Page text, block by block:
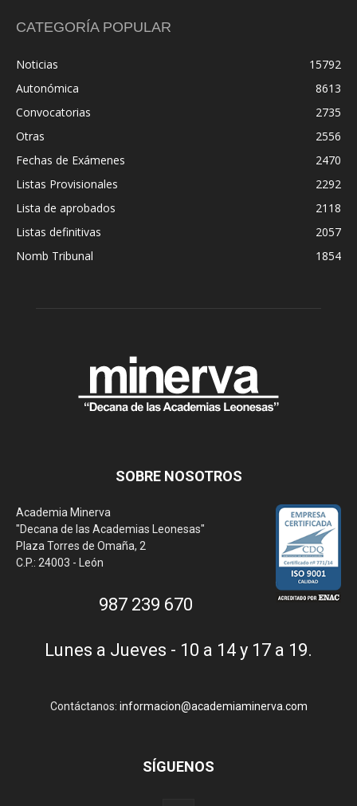
CATEGORÍA POPULAR
Noticias
15792
Autonómica
8613
Convocatorias
2735
Otras
2556
Fechas de Exámenes
2470
Listas Provisionales
2292
Lista de aprobados
2118
Listas definitivas
2057
Nomb Tribunal
1854
SOBRE NOSOTROS
Academia Minerva
"Decana de las Academias Leonesas"
Plaza Torres de Omaña, 2
C.P.: 24003 - León
987 239 670
Lunes a Jueves - 10 a 14 y 17 a 19.
Contáctanos: informacion@academiaminerva.com
SÍGUENOS